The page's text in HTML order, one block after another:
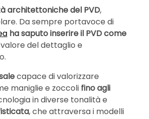
architettoniche del PVD,
Da sempre portavoce di
ha saputo inserire il PVD come
del dettaglio e
capace di valorizzare
maniglie e zoccoli fino agli
in diverse tonalità e
, che attraversa i modelli